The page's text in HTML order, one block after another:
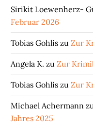
Sirikit Loewenherz-
Februar 2026
Tobias Gohlis zuZur
Angela K. zuZur
Tobias Gohlis zuZur
Michael Achermann
Jahres 2025